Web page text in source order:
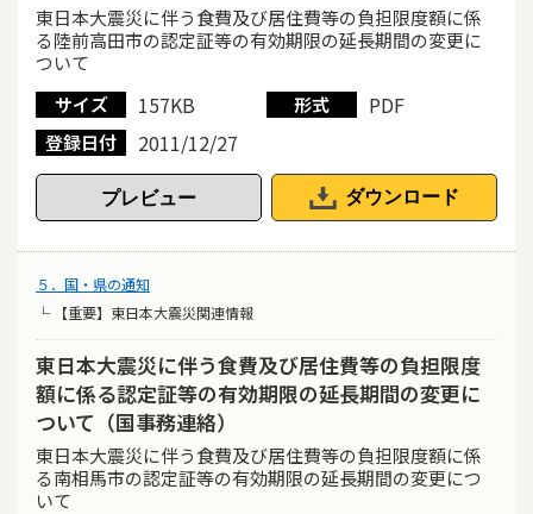
東日本大震災に伴う食費及び居住費等の負担限度額に係
る陸前高田市の認定証等の有効期限の延長期間の変更に
ついて
サイズ
157KB 形式 PDF
登録日付 2011/12/27
ダウンロード
５．国・県の通知
└ 【重要】東日本大震災関連情報
東日本大震災に伴う食費及び居住費等の負担限度
額に係る認定証等の有効期限の延長期間の変更に
ついて（国事務連絡）
東日本大震災に伴う食費及び居住費等の負担限度額に係
る南相馬市の認定証等の有効期限の延長期間の変更につ
いて